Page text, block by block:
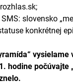
slovensko
konkrétnej
hodine počúvajte